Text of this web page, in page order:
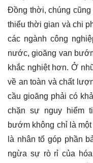
Đồng thời, chúng cũng
thiểu thời gian và chi
các ngành công
nước, gioăng van
khắc nghiệt hơn. Ở
về an toàn và chất
cầu gioăng phải có
chặn sự nguy hiểm
bướm không chỉ là
là nhân tố góp phần
ngừa sự rò rỉ của